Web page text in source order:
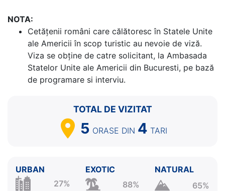
NOTA:
Cetăţenii români care călătoresc în Statele Unite
ale Americii în scop turistic au nevoie de viză.
Viza se obține de catre solicitant, la Ambasada
Statelor Unite ale Americii din Bucuresti, pe bază
de programare si interviu.
TOTAL DE VIZITAT
5 ORASE DIN 4 TARI
URBAN
27%
EXOTIC
88%
NATURAL
65%